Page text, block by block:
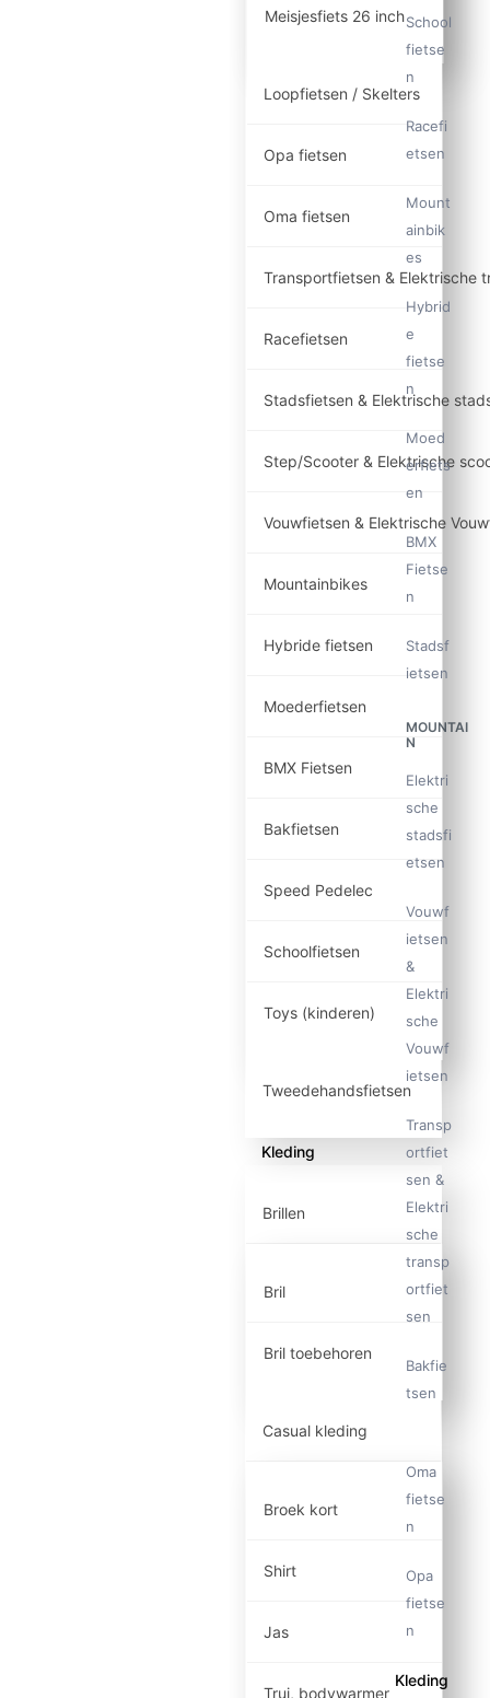
Meisjesfiets 26 inch
Loopfietsen / Skelters
Opa fietsen
Oma fietsen
Transportfietsen & Elektrische
Racefietsen
Stadsfietsen & Elektrische
Step/Scooter & Elektrische
Vouwfietsen & Elektrische
Mountainbikes
Hybride fietsen
Moederfietsen
BMX Fietsen
Bakfietsen
Speed Pedelec
Schoolfietsen
Toys (kinderen)
Tweedehandsfietsen
Kleding
Brillen
Bril
Bril toebehoren
Casual kleding
Broek kort
Shirt
Jas
Trui, bodywarmer
School
fietse
n
Racefi
etsen
Mount
ainbik
es
Hybrid
e
fietse
n
Moed
erfiets
en
BMX
Fietse
n
Stadsf
ietsen
MOUNTAI
N
Elektri
sche
stadsfi
etsen
Vouwf
ietsen
&
Elektri
sche
Vouwf
ietsen
Transp
ortfiet
sen &
Elektri
sche
transp
ortfiet
sen
Bakfie
tsen
Oma
fietse
n
Opa
fietse
n
Kleding